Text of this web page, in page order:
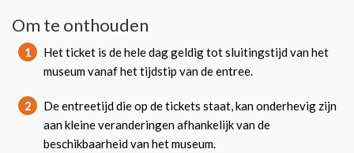
Om te onthouden
1
Het ticket is de hele dag geldig tot sluitingstijd van het
museum vanaf het tijdstip van de entree.
2
De entreetijd die op de tickets staat, kan onderhevig zijn
aan kleine veranderingen afhankelijk van de
beschikbaarheid van het museum.